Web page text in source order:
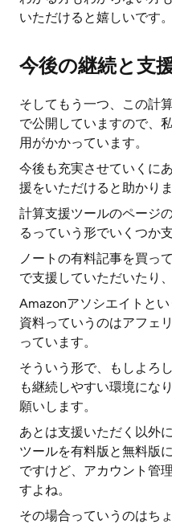
いただけると嬉しいです。
今後の継続と支
そしてもう一つ、この計
で公開していますので、
用がかかっています。
今後も充実させていくに
援をいただけると助かりま
計算支援ツールのページ
るっていう形でいくつか
ノートの有料記事を買っ
で支援していただいたり、
Amazonアソシエイトと
資料っていうのはアフェ
っています。
そういう形で、もしよろ
も継続しやすい環境にな
願いします。
あとは支援いただく以外
ツールを有料版と無料版
ですけど、アカウント管
すよね。
その場合っていうのはち